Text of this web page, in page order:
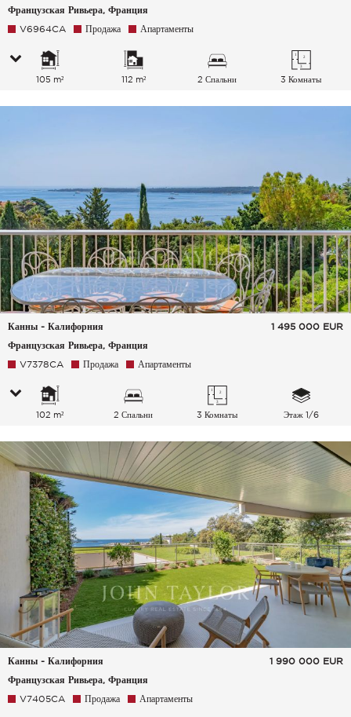
Французская Ривьера, Франция
V6964CA
Продажа Апартаменты
105 m² 112 m² 2 Спальни 3 Комнаты
Канны - Калифорния
Французская Ривьера, Франция
1 495 000 EUR
V7378CA Продажа Апартаменты
102 m² 2 Спальни 3 Комнаты Этаж 1/6
Канны - Калифорния
Французская Ривьера, Франция
1 990 000 EUR
V7405CA Продажа Апартаменты